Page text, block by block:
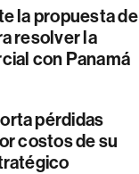
la propuesta de
resolver la
con Panamá
pérdidas
costos de su